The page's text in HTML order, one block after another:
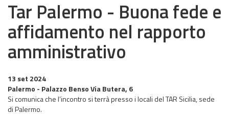
Tar Palermo - Buona fede e
affidamento nel rapporto
amministrativo
13 set 2024
Palermo - Palazzo Benso Via Butera, 6
Si comunica che l’incontro si terrà presso i locali del TAR Sicilia, sede
di Palermo.